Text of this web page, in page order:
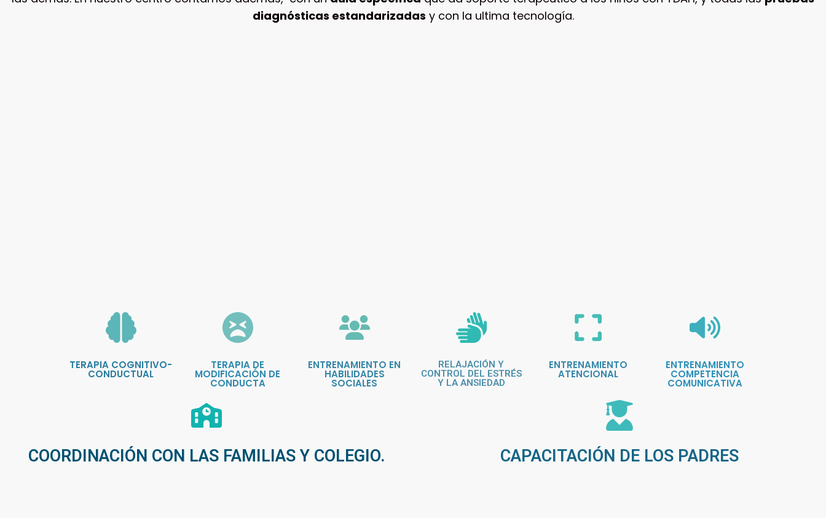
diagnósticas estandarizadas y con la ultima tecnología.
TERAPIA COGNITIVO-
CONDUCTUAL
TERAPIA DE
MODIFICACIÓN DE
CONDUCTA
ENTRENAMIENTO EN
HABILIDADES
SOCIALES
RELAJACIÓN Y
CONTROL DEL ESTRÉS
Y LA ANSIEDAD
ENTRENAMIENTO
ATENCIONAL
ENTRENAMIENTO
COMPETENCIA
COMUNICATIVA
COORDINACIÓN CON LAS FAMILIAS Y COLEGIO. CAPACITACIÓN DE LOS PADRES